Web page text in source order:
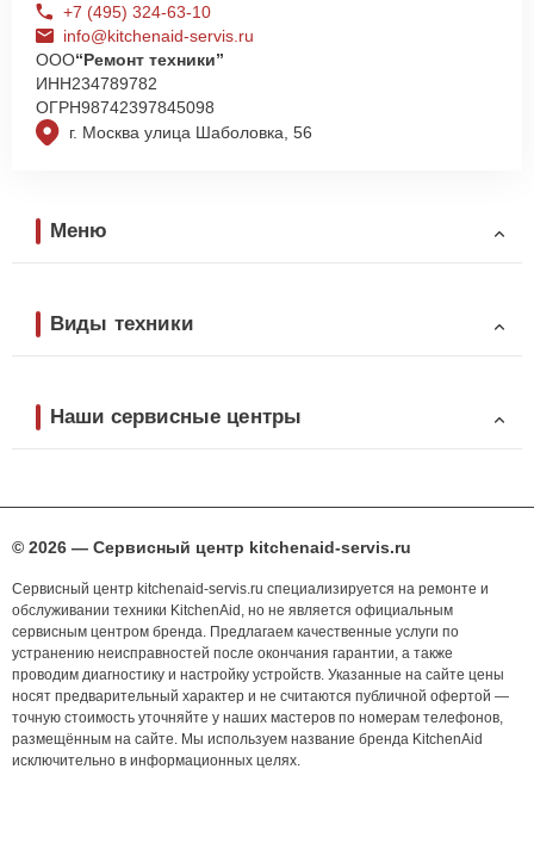
г. Москва улица Шаболовка, 56
+7 (495) 324-63-10
info@kitchenaid-servis.ru
ООО“Ремонт техники”
ИНН234789782
ОГРН98742397845098
Меню
Виды техники
Наши сервисные центры
© 2026 — Сервисный центр kitchenaid-servis.ru
Сервисный центр kitchenaid-servis.ru специализируется на ремонте и
обслуживании техники KitchenAid, но не является официальным
сервисным центром бренда. Предлагаем качественные услуги по
устранению неисправностей после окончания гарантии, а также
проводим диагностику и настройку устройств. Указанные на сайте цены
носят предварительный характер и не считаются публичной офертой —
точную стоимость уточняйте у наших мастеров по номерам телефонов,
размещённым на сайте. Мы используем название бренда KitchenAid
исключительно в информационных целях.